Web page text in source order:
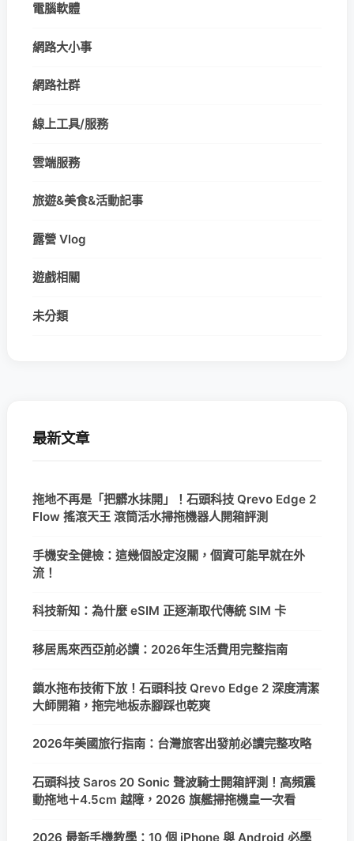
電腦軟體
網路大小事
網路社群
線上工具/服務
雲端服務
旅遊&美食&活動記事
露營 Vlog
遊戲相關
未分類
最新文章
拖地不再是「把髒水抹開」！石頭科技 Qrevo Edge 2
Flow 搖滾天王 滾筒活水掃拖機器人開箱評測
手機安全健檢：這幾個設定沒關，個資可能早就在外
流！
科技新知：為什麼 eSIM 正逐漸取代傳統 SIM 卡
移居馬來西亞前必讀：2026年生活費用完整指南
鎖水拖布技術下放！石頭科技 Qrevo Edge 2 深度清潔
大師開箱，拖完地板赤腳踩也乾爽
2026年美國旅行指南：台灣旅客出發前必讀完整攻略
石頭科技 Saros 20 Sonic 聲波騎士開箱評測！高頻震
動拖地＋4.5cm 越障，2026 旗艦掃拖機皇一次看
2026 最新手機教學：10 個 iPhone 與 Android 必學